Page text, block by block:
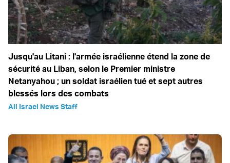
Jusqu'au Litani : l'armée israélienne étend la zone de
sécurité au Liban, selon le Premier ministre
Netanyahou ; un soldat israélien tué et sept autres
blessés lors des combats
All Israel News Staff